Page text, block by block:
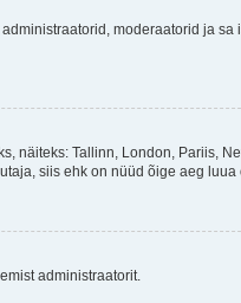
moderaatorid ja sa
näiteks: Tallinn, London, Pariis,
siis ehk on nüüd õige aeg luua
administraatorit.